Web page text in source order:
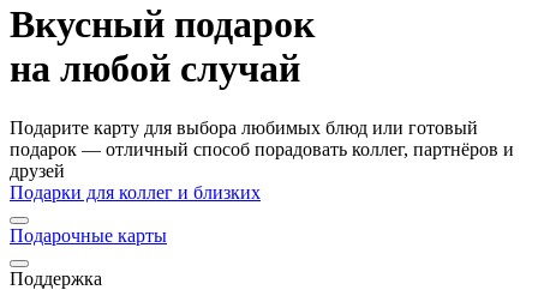
Вкусный подарок
на любой случай
Подарите карту для выбора любимых блюд или готовый
подарок — отличный способ порадовать коллег, партнёров и
друзей
Подарки для коллег и близких
Подарочные карты
Поддержка